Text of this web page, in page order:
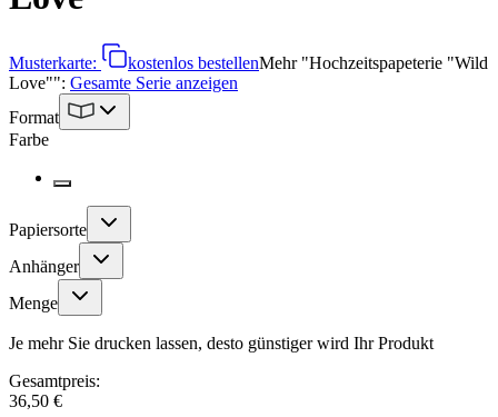
Musterkarte: kostenlos bestellenMehr"Hochzeitspapeterie "Wild
Love"": Gesamte Serie anzeigen
Format
Farbe
Papiersorte
Anhänger
Menge
Je mehr Sie drucken lassen, desto günstiger wird Ihr Produkt
Gesamtpreis:
36,50 €